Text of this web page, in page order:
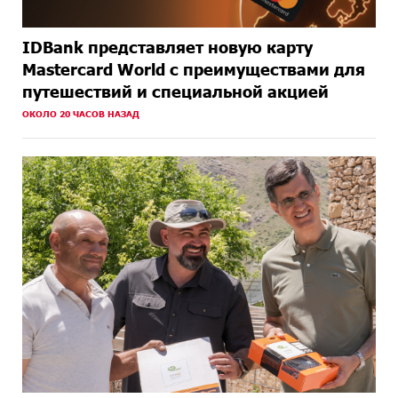
IDBank представляет новую карту
Mastercard World с преимуществами для
путешествий и специальной акцией
ОКОЛО 20 ЧАСОВ НАЗАД